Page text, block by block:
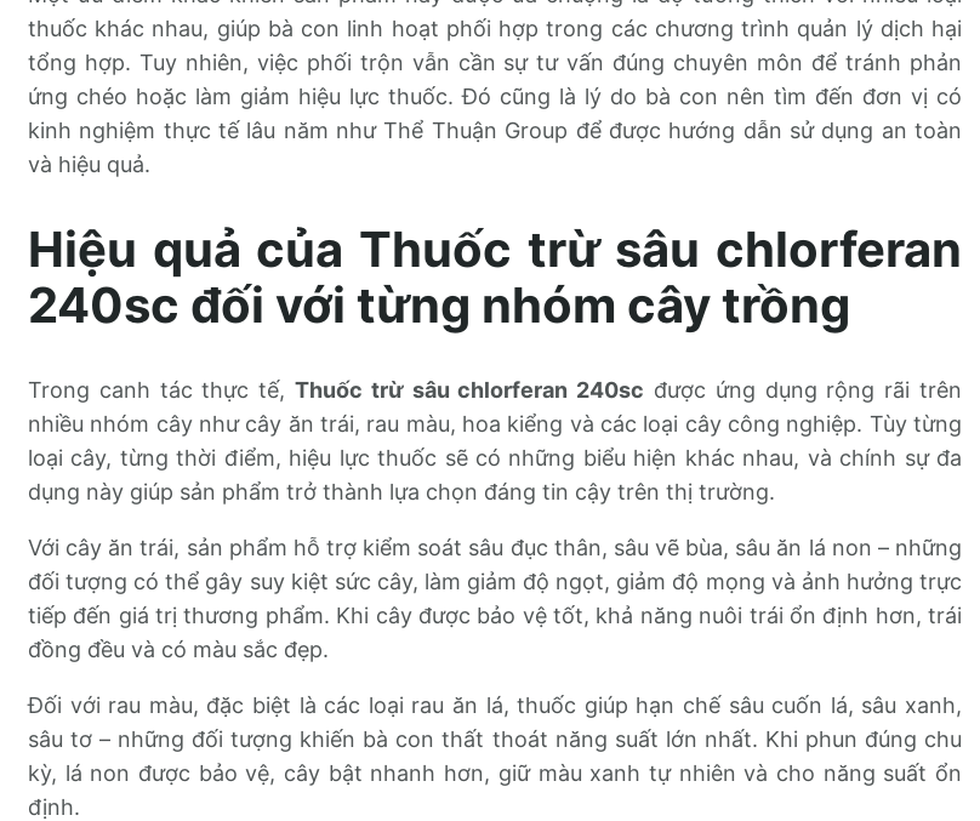
thuốc khác nhau, giúp bà con linh hoạt phối hợp trong các chương trình quản lý dịch hại
tổng hợp. Tuy nhiên, việc phối trộn vẫn cần sự tư vấn đúng chuyên môn để tránh phản
ứng chéo hoặc làm giảm hiệu lực thuốc. Đó cũng là lý do bà con nên tìm đến đơn vị có
kinh nghiệm thực tế lâu năm như Thể Thuận Group để được hướng dẫn sử dụng an toàn
và hiệu quả.
Hiệu quả của Thuốc trừ sâu chlorferan
240sc đối với từng nhóm cây trồng
Trong canh tác thực tế, Thuốc trừ sâu chlorferan 240sc được ứng dụng rộng rãi trên
nhiều nhóm cây như cây ăn trái, rau màu, hoa kiểng và các loại cây công nghiệp. Tùy từng
loại cây, từng thời điểm, hiệu lực thuốc sẽ có những biểu hiện khác nhau, và chính sự đa
dụng này giúp sản phẩm trở thành lựa chọn đáng tin cậy trên thị trường.
Với cây ăn trái, sản phẩm hỗ trợ kiểm soát sâu đục thân, sâu vẽ bùa, sâu ăn lá non – những
đối tượng có thể gây suy kiệt sức cây, làm giảm độ ngọt, giảm độ mọng và ảnh hưởng trực
tiếp đến giá trị thương phẩm. Khi cây được bảo vệ tốt, khả năng nuôi trái ổn định hơn, trái
đồng đều và có màu sắc đẹp.
Đối với rau màu, đặc biệt là các loại rau ăn lá, thuốc giúp hạn chế sâu cuốn lá, sâu xanh,
sâu tơ – những đối tượng khiến bà con thất thoát năng suất lớn nhất. Khi phun đúng chu
kỳ, lá non được bảo vệ, cây bật nhanh hơn, giữ màu xanh tự nhiên và cho năng suất ổn
định.